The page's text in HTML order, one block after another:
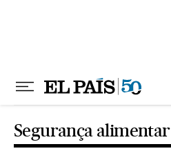
Segurança alimentar